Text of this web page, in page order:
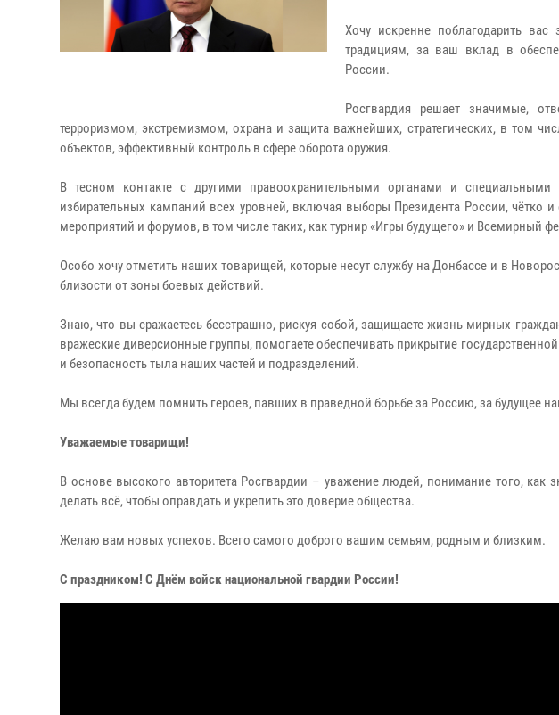
Хочу искренне поблагодарить
традициям, за ваш вклад в
России.
Росгвардия решает значимые,
терроризмом, экстремизмом, охрана и защита важнейших, стратегических, в том
объектов, эффективный контроль в сфере оборота оружия.
В тесном контакте с другими правоохранительными органами и
избирательных кампаний всех уровней, включая выборы Президента России, чётко
мероприятий и форумов, в том числе таких, как турнир «Игры будущего» и Всемирный
Особо хочу отметить наших товарищей, которые несут службу на Донбассе и в
близости от зоны боевых действий.
Знаю, что вы сражаетесь бесстрашно, рискуя собой, защищаете жизнь мирных
вражеские диверсионные группы, помогаете обеспечивать прикрытие
и безопасность тыла наших частей и подразделений.
Мы всегда будем помнить героев, павших в праведной борьбе за Россию, за будущее
Уважаемые товарищи!
В основе высокого авторитета Росгвардии – уважение людей, понимание того, как
делать всё, чтобы оправдать и укрепить это доверие общества.
Желаю вам новых успехов. Всего самого доброго вашим семьям, родным и близким.
С праздником! С Днём войск национальной гвардии России!